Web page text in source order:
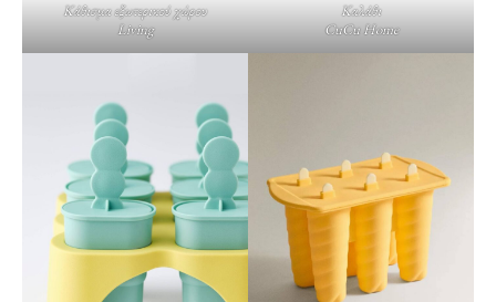
Κάθισμα εξωτερικού χώρου
Living
Καλάθι
CuCu Home